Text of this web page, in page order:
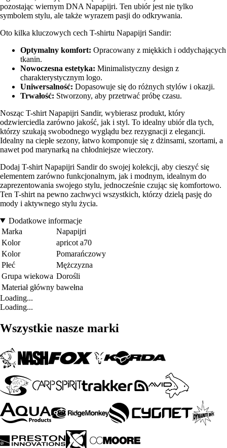
pozostając wiernym DNA Napapijri. Ten ubiór jest nie tylko
symbolem stylu, ale także wyrazem pasji do odkrywania.
Oto kilka kluczowych cech T-shirtu Napapijri Sandir:
Optymalny komfort: Opracowany z miękkich i oddychających
tkanin.
Nowoczesna estetyka: Minimalistyczny design z
charakterystycznym logo.
Uniwersalność: Dopasowuje się do różnych stylów i okazji.
Trwałość: Stworzony, aby przetrwać próbę czasu.
Nosząc T-shirt Napapijri Sandir, wybierasz produkt, który
odzwierciedla zarówno jakość, jak i styl. To idealny ubiór dla tych,
którzy szukają swobodnego wyglądu bez rezygnacji z elegancji.
Idealny na ciepłe sezony, łatwo komponuje się z dżinsami, szortami, a
nawet pod marynarką na chłodniejsze wieczory.
Dodaj T-shirt Napapijri Sandir do swojej kolekcji, aby cieszyć się
elementem zarówno funkcjonalnym, jak i modnym, idealnym do
zaprezentowania swojego stylu, jednocześnie czując się komfortowo.
Ten T-shirt na pewno zachwyci wszystkich, którzy dzielą pasję do
mody i aktywnego stylu życia.
Dodatkowe informacje
Marka
Napapijri
Kolor
apricot a70
Kolor
Pomarańczowy
Płeć
Mężczyzna
Grupa wiekowa Dorośli
Materiał główny bawełna
Loading...
Loading...
Wszystkie nasze marki